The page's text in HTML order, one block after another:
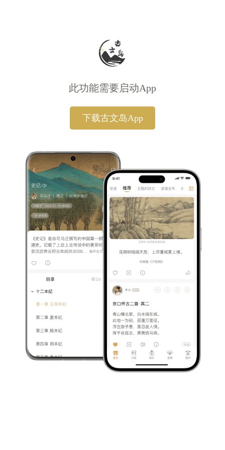
此功能需要启动App
下载古文岛App